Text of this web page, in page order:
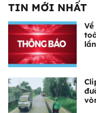
TIN MỚI NHẤT